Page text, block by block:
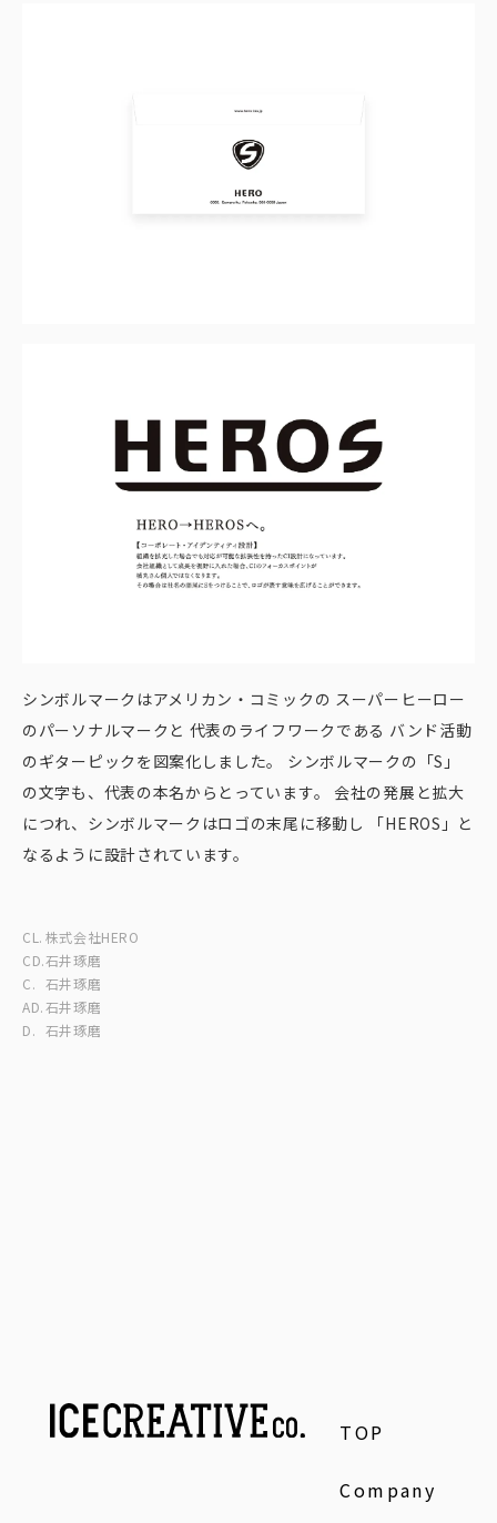
シンボルマークはアメリカン・コミックの スーパーヒーロー
のパーソナルマークと 代表のライフワークである バンド活動
のギターピックを図案化しました。 シンボルマークの「S」
の文字も、代表の本名からとっています。 会社の発展と拡大
につれ、シンボルマークはロゴの末尾に移動し 「HEROS」と
なるように設計されています。
CL.
CD.
C.
AD.
D.
株式会社HERO
石井琢磨
石井琢磨
石井琢磨
石井琢磨
TOP
Company